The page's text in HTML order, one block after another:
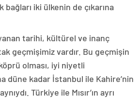
iki ülkenin de çıkarına
tarihi, kültürel ve inanç
geçmişimiz vardır. Bu geçmişin
olması, iyi niyetli
düne kadar İstanbul ile Kahire’nin
Türkiye ile Mısır’ın ayrı